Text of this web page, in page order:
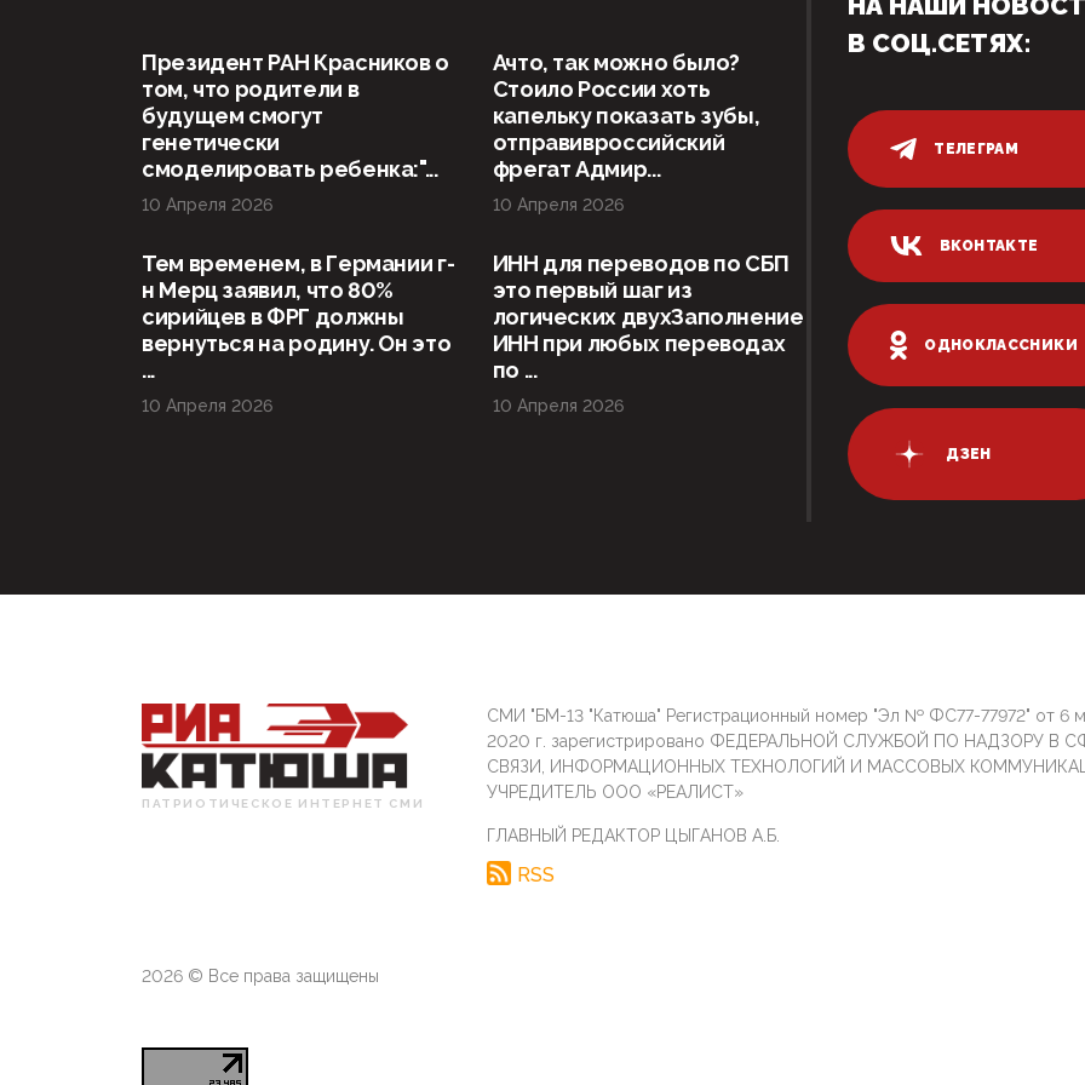
Президент РАН Красников о
том, что родители в
будущем смогут
генетически
смоделировать ребенка:"...
10 Апреля 2026
Ачто, так можно было?
Стоило России хоть
капельку показать зубы,
отправивроссийский
фрегат Адмир...
10 Апреля 2026
Тем временем, в Германии г-
н Мерц заявил, что 80%
сирийцев в ФРГ должны
вернуться на родину. Он это
...
10 Апреля 2026
ИНН для переводов по СБП
это первый шаг из
логических двухЗаполнение
ИНН при любых переводах
по ...
10 Апреля 2026
В СОЦ.СЕТЯХ:
ТЕЛЕГРАМ
ВКОНТАКТЕ
ОДНОКЛАССНИКИ
ДЗЕН
ПАТРИОТИЧЕСКОЕ ИНТЕРНЕТ СМИ
СМИ "БМ-13 "Катюша" Регистрационный номер "Эл № ФС77-77972" от 6
2020 г. зарегистрировано ФЕДЕРАЛЬНОЙ СЛУЖБОЙ ПО НАДЗОРУ В
СВЯЗИ, ИНФОРМАЦИОННЫХ ТЕХНОЛОГИЙ И МАССОВЫХ
УЧРЕДИТЕЛЬ ООО «РЕАЛИСТ»
ГЛАВНЫЙ РЕДАКТОР ЦЫГАНОВ А.Б.
RSS
2026 © Все права защищены